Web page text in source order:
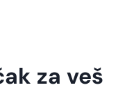
za veš